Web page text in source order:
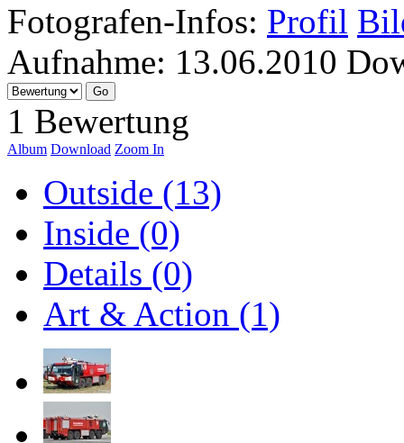
Fotografen-Infos: Profil
Aufnahme: 13.06.2010
1 Bewertung
Album Download Zoom In
Outside (13)
Inside (0)
Details (0)
Art & Action (1)